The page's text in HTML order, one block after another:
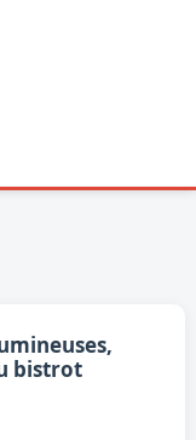
bistrot